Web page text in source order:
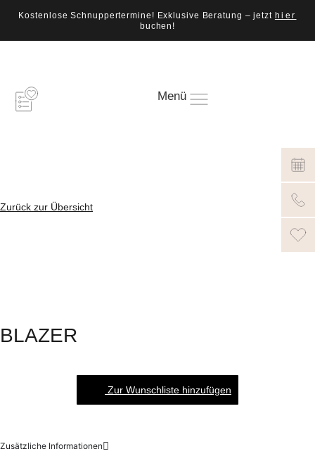
Kostenlose Schnuppertermine! Exklusive Beratung – jetzt hier
buchen!
Menü
Zurück zur Übersicht
BLAZER
Zur Wunschliste hinzufügen
Zusätzliche Informationen